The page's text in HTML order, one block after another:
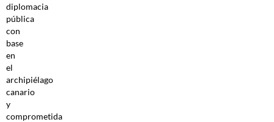
diplomacia
pública
con
base
en
el
archipiélago
canario
y
comprometida